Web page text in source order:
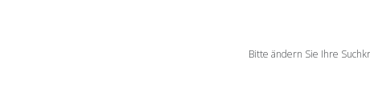
Bitte ändern Sie Ihre